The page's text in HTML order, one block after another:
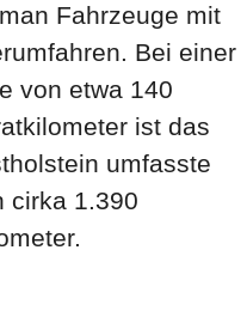
Fahrzeuge mit
Bei einer
von etwa 140
ist das
umfasste
cirka 1.390